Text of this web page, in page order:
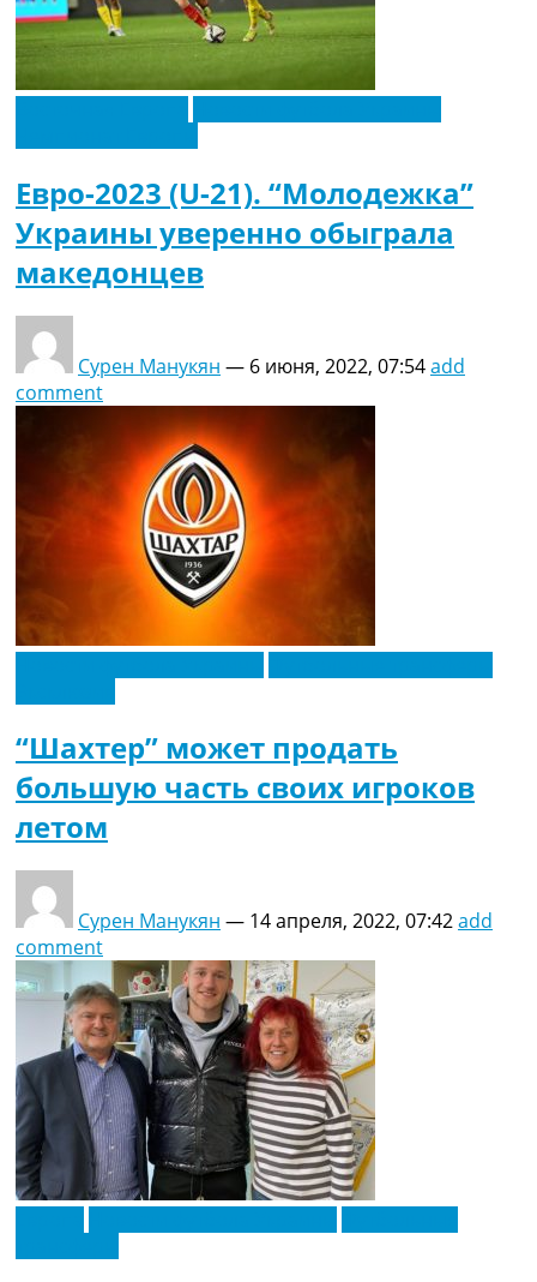
Евро-2023 (U-21). “Молодежка”
Украины уверенно обыграла
македонцев
Сурен Манукян — 6 июня, 2022, 07:54add
comment
“Шахтер” может продать
большую часть своих игроков
летом
Сурен Манукян — 14 апреля, 2022, 07:42add
comment